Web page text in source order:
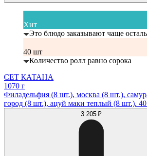
Хит
Это блюдо заказывают чаще
40 шт
Количество ролл равно сорока
СЕТ КАТАНА
1070 г
Филадельфия (8 шт.), москва (8 шт.),
город (8 шт.), ацуй маки теплый (8 шт.).
3 205 ₽